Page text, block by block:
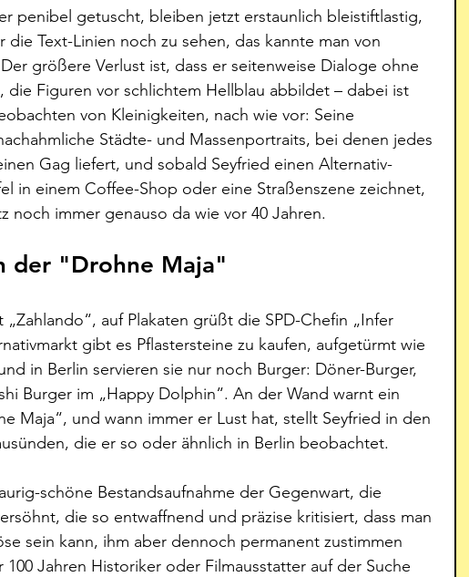
penibel getuscht, bleiben jetzt erstaunlich bleistiftlastig,
die Text-Linien noch zu sehen, das kannte man von
größere Verlust ist, dass er seitenweise Dialoge ohne
die Figuren vor schlichtem Hellblau abbildet – dabei ist
von Kleinigkeiten, nach wie vor: Seine
Städte- und Massenportraits, bei denen jedes
Gag liefert, und sobald Seyfried einen Alternativ-
in einem Coffee-Shop oder eine Straßenszene zeichnet,
noch immer genauso da wie vor 40 Jahren.
der "Drohne Maja"
auf Plakaten grüßt die SPD-Chefin „Infer
gibt es Pflastersteine zu kaufen, aufgetürmt wie
in Berlin servieren sie nur noch Burger: Döner-Burger,
Burger im „Happy Dolphin“. An der Wand warnt ein
Maja“, und wann immer er Lust hat, stellt Seyfried in den
die er so oder ähnlich in Berlin beobachtet.
schöne Bestandsaufnahme der Gegenwart, die
die so entwaffnend und präzise kritisiert, dass man
sein kann, ihm aber dennoch permanent zustimmen
100 Jahren Historiker oder Filmausstatter auf der Suche